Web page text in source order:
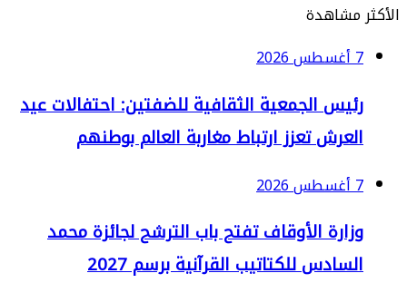
الجمعية الثقافية للضفتين: احتفالات عيد
تعزز ارتباط مغاربة العالم بوطنهم
الأوقاف تفتح باب الترشح لجائزة محمد
للكتاتيب القرآنية برسم 2027